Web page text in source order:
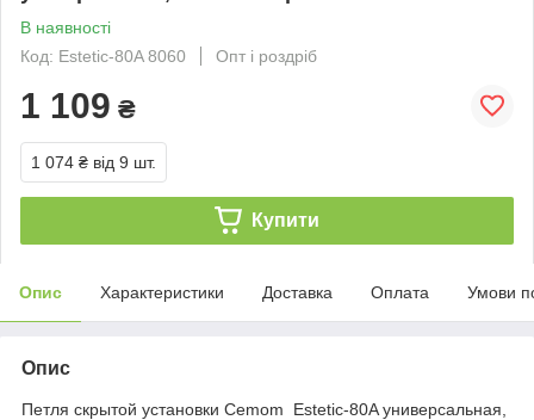
В наявності
Код: Estetic-80A 8060
Опт і роздріб
1 109 ₴
1 074 ₴ від 9 шт.
Купити
Опис Характеристики Доставка Оплата Умови
Опис
Петля скрытой установки Cemom Estetic-80A универсальная,